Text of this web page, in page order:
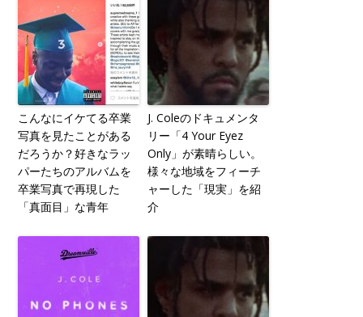
こんなにイケてる卒業
写真を見たことがある
だろうか？好きなラッ
パーたちのアルバムを
卒業写真で再現した
「真面目」な青年
J. Coleのドキュメンタ
リー「4 Your Eyez
Only」が素晴らしい。
様々な地域をフィーチ
ャーした「現実」を紹
介